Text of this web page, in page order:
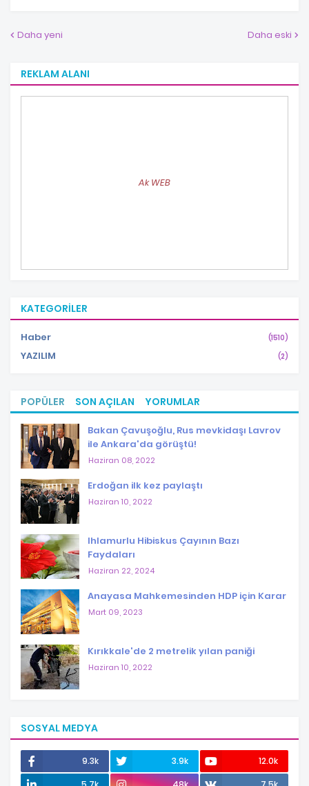
Daha yeni Daha eski
REKLAM ALANI
Ak WEB
KATEGORILER
Haber (1510)
YAZILIM (2)
POPÜLER SON AÇILAN YORUMLAR
Bakan Çavuşoğlu, Rus mevkidaşı Lavrov
ile Ankara'da görüştü!
Haziran 08, 2022
Erdoğan ilk kez paylaştı
Haziran 10, 2022
Ihlamurlu Hibiskus Çayının Bazı
Faydaları
Haziran 22, 2024
Anayasa Mahkemesinden HDP için Karar
Mart 09, 2023
Kırıkkale'de 2 metrelik yılan paniği
Haziran 10, 2022
SOSYAL MEDYA
9.3k 3.9k
12.0k